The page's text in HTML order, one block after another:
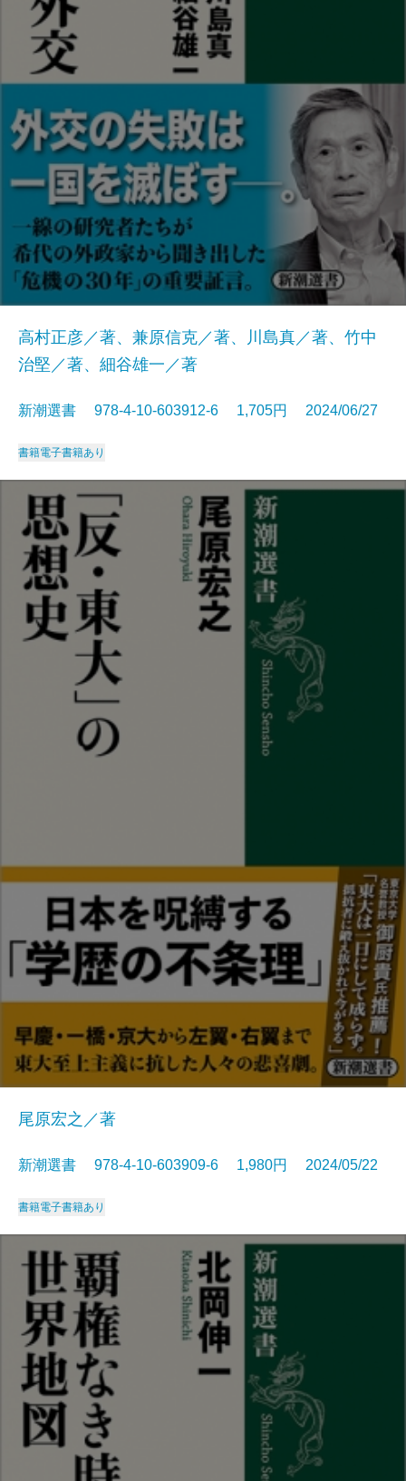
高村正彦／著、兼原信克／著、川島真／著、竹中
治堅／著、細谷雄一／著
新潮選書 978-4-10-603912-6 1,705円 2024/06/27
書籍電子書籍あり
尾原宏之／著
新潮選書 978-4-10-603909-6 1,980円 2024/05/22
書籍電子書籍あり